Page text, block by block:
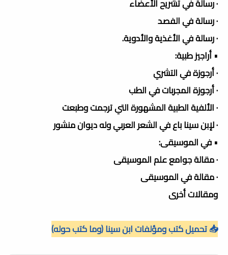
· رسالة في تشريح الأعضاء
· رسالة في الفصد
· رسالة في الأغذية والأدوية.
• أراجيز طبية:
· أرجوزة في التشري
· أرجوزة المجربات في الطب
· الألفية الطبية المشهورة التي ترجمت وطبعت
· لإبن سينا باع في الشعر العربي وله ديوان منشور
• في الموسيقى:
· مقالة جوامع علم الموسيقى
· مقالة في الموسيقى
ومقالات أخرى
📥 تحميل كتب ومؤلفات ابن سينا (وما كتب حوله)